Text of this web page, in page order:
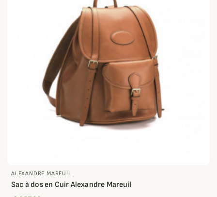
ALEXANDRE MAREUIL
Sac à dos en Cuir Alexandre Mareuil